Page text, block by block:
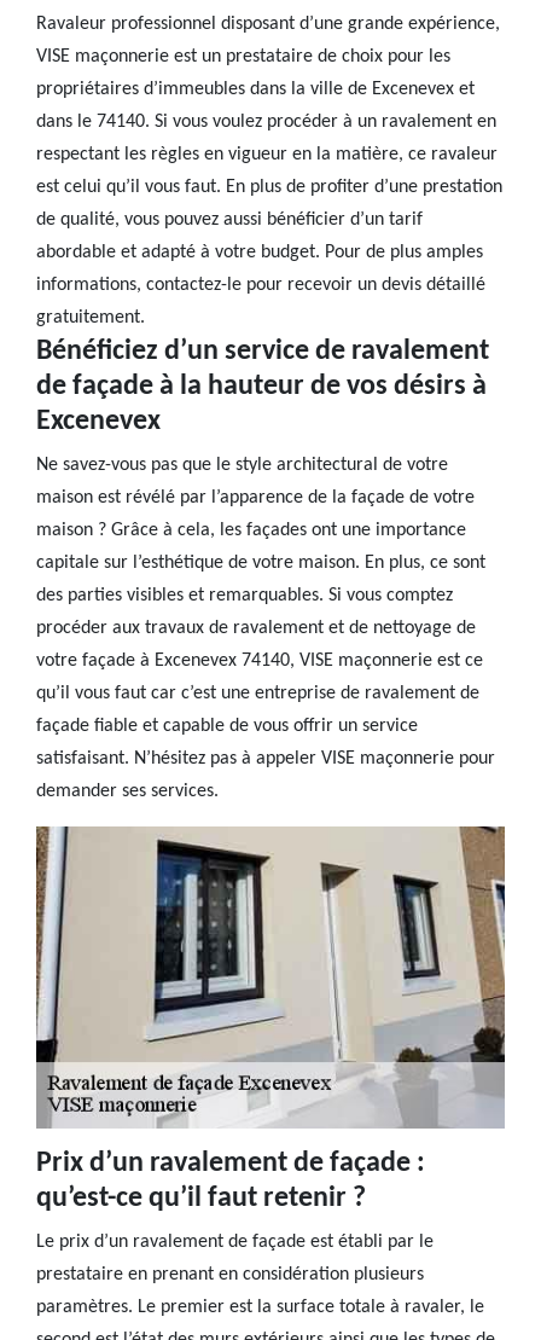
Ravaleur professionnel disposant d’une grande expérience,
VISE maçonnerie est un prestataire de choix pour les
propriétaires d’immeubles dans la ville de Excenevex et
dans le 74140. Si vous voulez procéder à un ravalement en
respectant les règles en vigueur en la matière, ce ravaleur
est celui qu’il vous faut. En plus de profiter d’une prestation
de qualité, vous pouvez aussi bénéficier d’un tarif
abordable et adapté à votre budget. Pour de plus amples
informations, contactez-le pour recevoir un devis détaillé
gratuitement.
Bénéficiez d’un service de ravalement
de façade à la hauteur de vos désirs à
Excenevex
Ne savez-vous pas que le style architectural de votre
maison est révélé par l’apparence de la façade de votre
maison ? Grâce à cela, les façades ont une importance
capitale sur l’esthétique de votre maison. En plus, ce sont
des parties visibles et remarquables. Si vous comptez
procéder aux travaux de ravalement et de nettoyage de
votre façade à Excenevex 74140, VISE maçonnerie est ce
qu’il vous faut car c’est une entreprise de ravalement de
façade fiable et capable de vous offrir un service
satisfaisant. N’hésitez pas à appeler VISE maçonnerie pour
demander ses services.
Prix d’un ravalement de façade :
qu’est-ce qu’il faut retenir ?
Le prix d’un ravalement de façade est établi par le
prestataire en prenant en considération plusieurs
paramètres. Le premier est la surface totale à ravaler, le